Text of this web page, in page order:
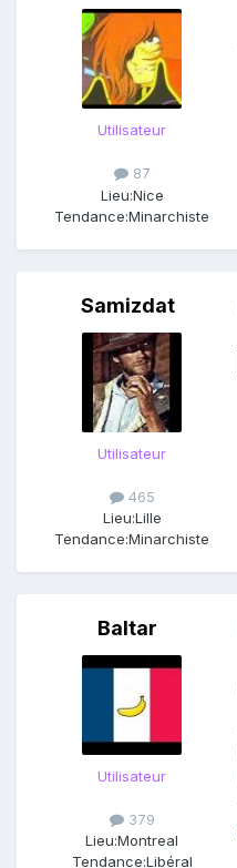
Utilisateur
87
Lieu:Nice
Tendance:Minarchiste
Samizdat
Utilisateur
465
Lieu:Lille
Tendance:Minarchiste
Baltar
Utilisateur
379
Lieu:Montreal
Tendance:Libéral